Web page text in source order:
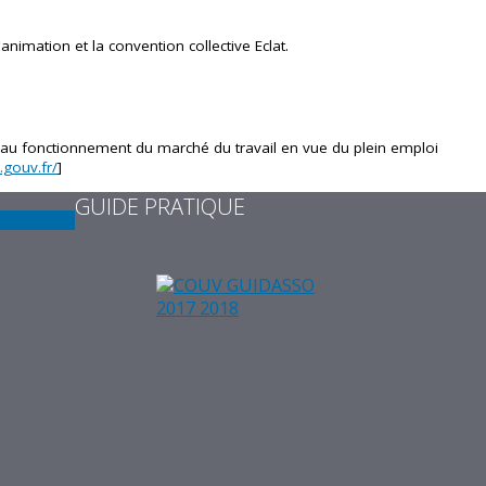
et la convention collective Eclat.
fonctionnement du marché du travail en vue du plein emploi
]
GUIDE PRATIQUE